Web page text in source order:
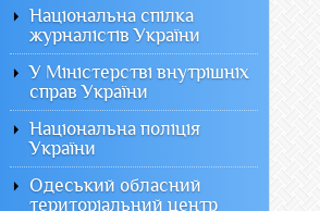
Національна спілка
журналістів України
У Міністерстві внутрішніх
справ України
Національна поліція
України
Одеський обласний
територіальний центр